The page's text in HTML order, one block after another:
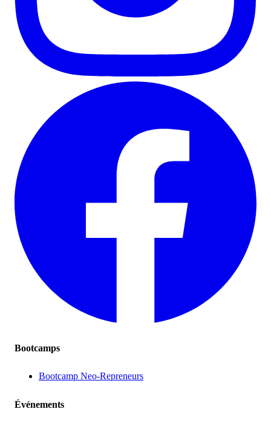
Bootcamps
Bootcamp Neo-Repreneurs
Événements